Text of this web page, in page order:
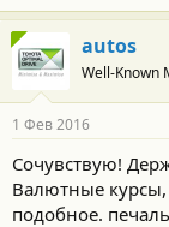
autos
Well-Known
1 Фев 2016
Сочувствую!
Валютные курсы,
подобное.